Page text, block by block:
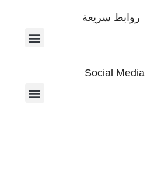
روابط سريعة
Social Media